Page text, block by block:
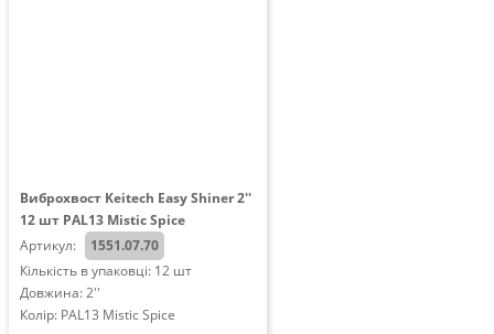
Виброхвост Keitech Easy Shiner 2''
12 шт PAL13 Mistic Spice
Артикул:
1551.07.70
Кількість в упаковці: 12 шт
Довжина: 2''
Колір: PAL13 Mistic Spice